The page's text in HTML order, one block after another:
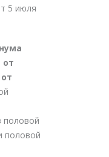
5 июля
от
половой
половой